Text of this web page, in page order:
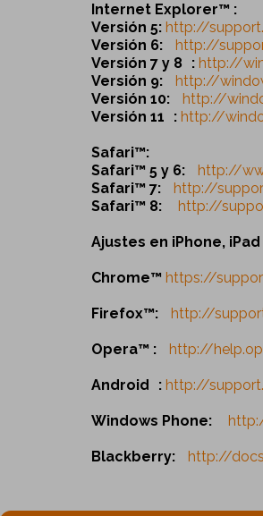
Internet Explorer™ :
Versión 5: http://
Versión 6:
http://
Versión 7 y 8 : http://
Versión 9:
http://
Versión 10:
http://
Versión 11 : http://
Safari™:
Safari™ 5 y 6:
http://
Safari™ 7:
http://
Safari™ 8:
http://
Ajustes en iPhone,
Chrome™ https://
Firefox™: http://
Opera™ : http://
Android : http://
Windows Phone:
Blackberry: http://